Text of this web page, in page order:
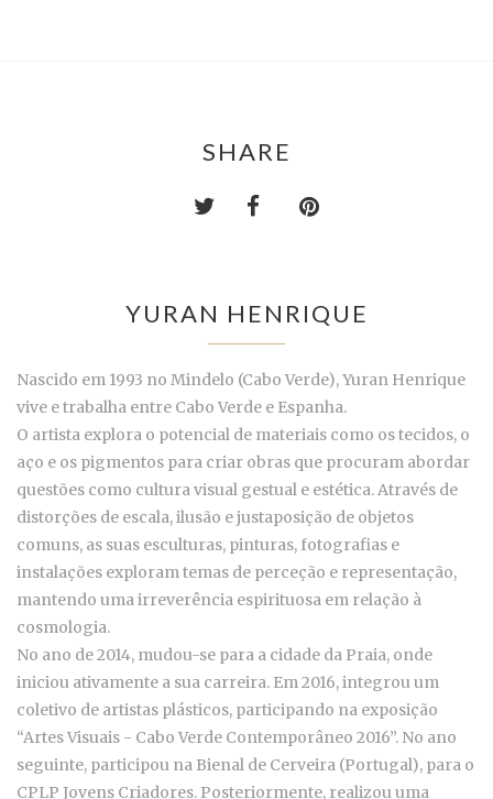
SHARE
YURAN HENRIQUE
Nascido em 1993 no Mindelo (Cabo Verde), Yuran Henrique
vive e trabalha entre Cabo Verde e Espanha.
O artista explora o potencial de materiais como os tecidos, o
aço e os pigmentos para criar obras que procuram abordar
questões como cultura visual gestual e estética. Através de
distorções de escala, ilusão e justaposição de objetos
comuns, as suas esculturas, pinturas, fotografias e
instalações exploram temas de perceção e representação,
mantendo uma irreverência espirituosa em relação à
cosmologia.
No ano de 2014, mudou-se para a cidade da Praia, onde
iniciou ativamente a sua carreira. Em 2016, integrou um
coletivo de artistas plásticos, participando na exposição
“Artes Visuais - Cabo Verde Contemporâneo 2016”. No ano
seguinte, participou na Bienal de Cerveira (Portugal), para o
CPLP Jovens Criadores. Posteriormente, realizou uma